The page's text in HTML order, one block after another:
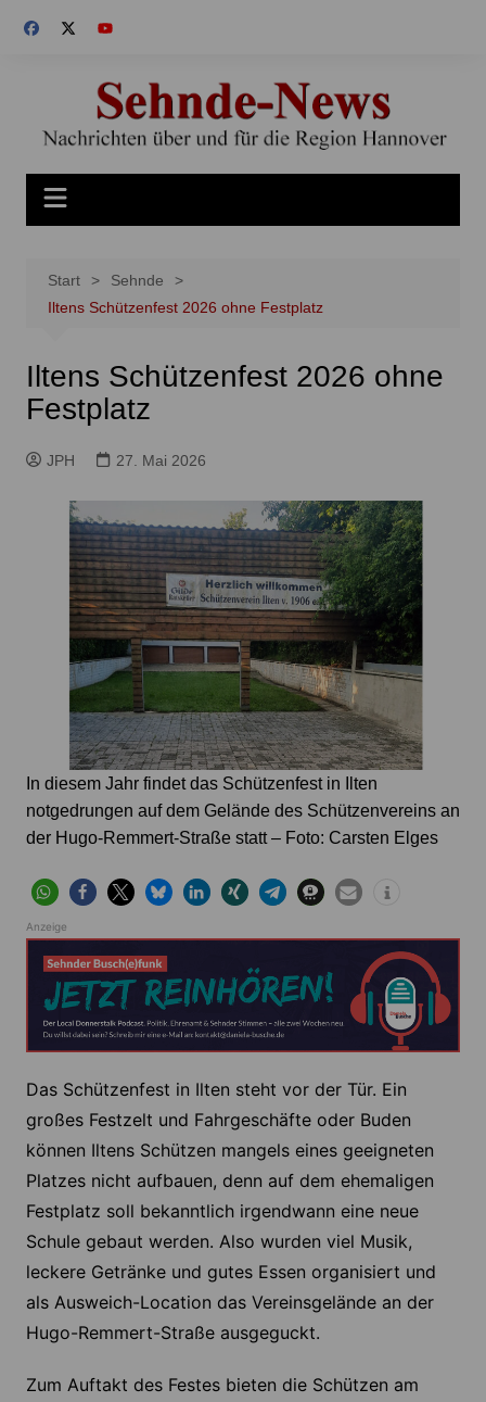
Inhalt
Start
Sehnde
Iltens Schützenfest 2026 ohne Festplatz
Iltens Schützenfest 2026 ohne
Festplatz
JPH 27. Mai 2026
In diesem Jahr findet das Schützenfest in Ilten
notgedrungen auf dem Gelände des Schützenvereins an
der Hugo-Remmert-Straße statt – Foto: Carsten Elges
Anzeige
Das Schützenfest in Ilten steht vor der Tür. Ein
großes Festzelt und Fahrgeschäfte oder Buden
können Iltens Schützen mangels eines geeigneten
Platzes nicht aufbauen, denn auf dem ehemaligen
Festplatz soll bekanntlich irgendwann eine neue
Schule gebaut werden. Also wurden viel Musik,
leckere Getränke und gutes Essen organisiert und
als Ausweich-Location das Vereinsgelände an der
Hugo-Remmert-Straße ausgeguckt.
Zum Auftakt des Festes bieten die Schützen am